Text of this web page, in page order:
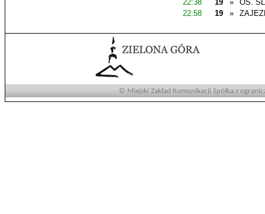
22:38
19 »
OS.
22:58
19 »
© Miejski Zakład Komunikacji Spółka z